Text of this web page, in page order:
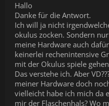
Hallo
Danke für die Antwort.
Ich will ja nicht
okulus zocken. Sondern
meine Hardware auch
keinerlei rechenintensive
mit der Okulus spiele
Das verstehe ich. Aber
meiner Hardware doch
vielleicht habe ich mich da
mir der Flaschenhals? Wo